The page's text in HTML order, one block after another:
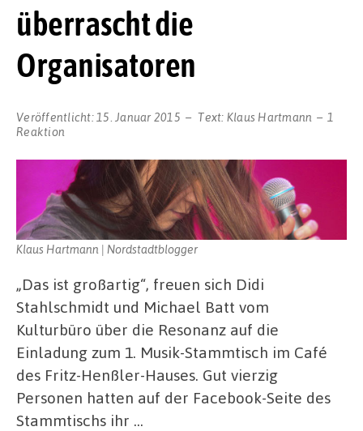
überrascht die
Organisatoren
Veröffentlicht: 15. Januar 2015 Text: Klaus Hartmann
1
Reaktion
Klaus Hartmann | Nordstadtblogger
„Das ist großartig“, freuen sich Didi
Stahlschmidt und Michael Batt vom
Kulturbüro über die Resonanz auf die
Einladung zum 1. Musik-Stammtisch im Café
des Fritz-Henßler-Hauses. Gut vierzig
Personen hatten auf der Facebook-Seite des
Stammtischs ihr …